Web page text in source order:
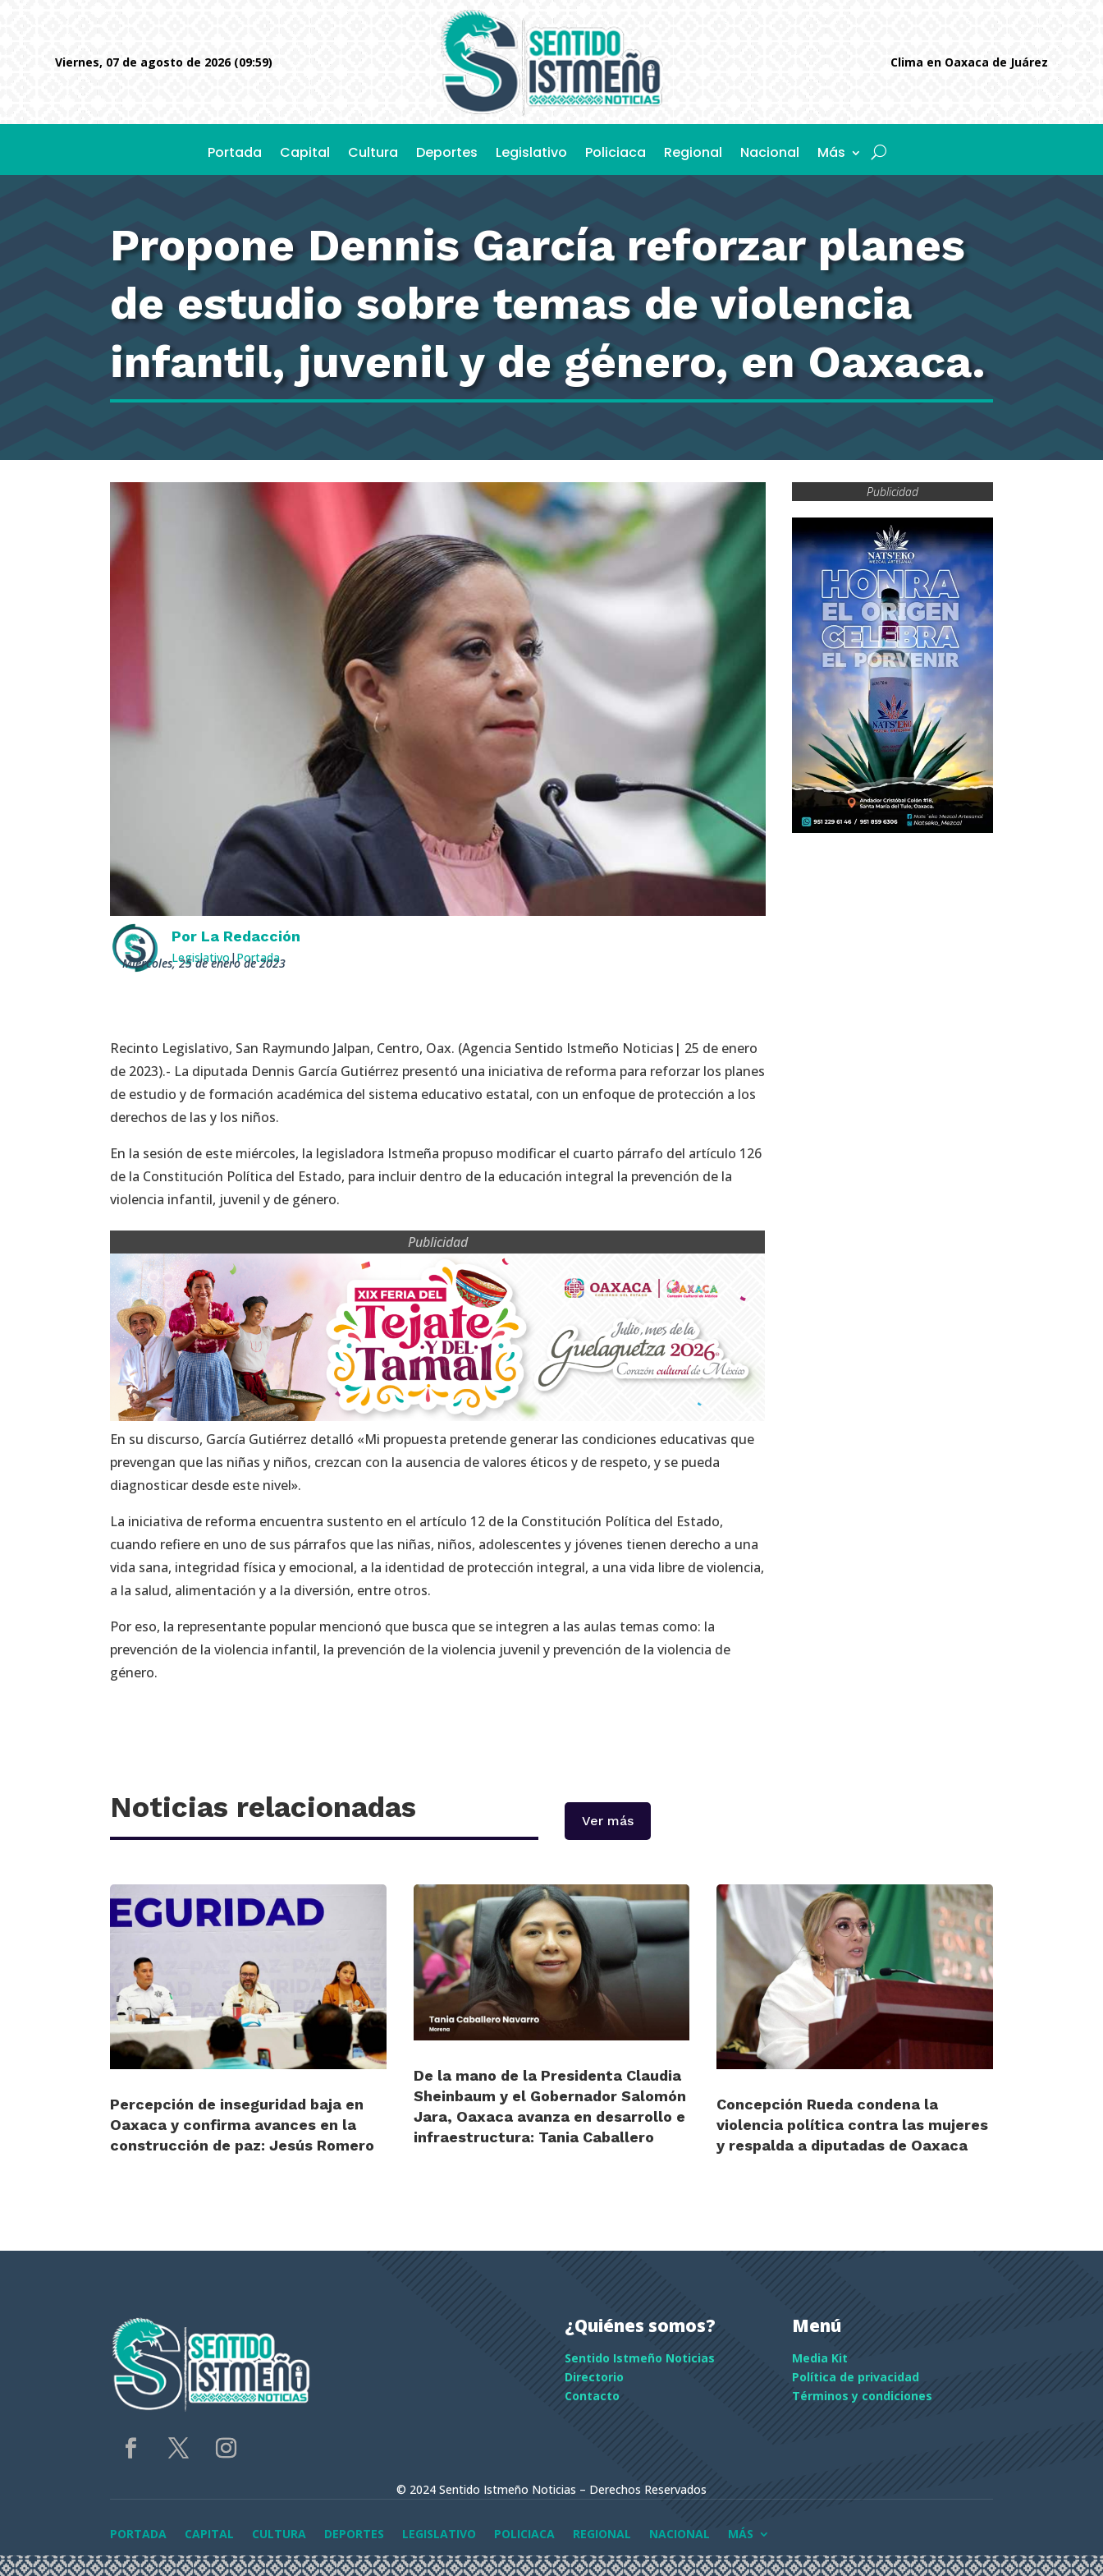
viernes, 07 de agosto de 2026 (09:59) Clima en Oaxaca de Juárez
Portada Capital Cultura Deportes Legislativo Policiaca Regional Nacional Más
Propone Dennis García reforzar planes
de estudio sobre temas de violencia
infantil, juvenil y de género, en Oaxaca.
Por La Redacción
Legislativo|Portada
miércoles, 25 de enero de 2023
Recinto Legislativo, San Raymundo Jalpan, Centro, Oax. (Agencia Sentido Istmeño Noticias| 25 de enero
de 2023).- La diputada Dennis García Gutiérrez presentó una iniciativa de reforma para reforzar los planes
de estudio y de formación académica del sistema educativo estatal, con un enfoque de protección a los
derechos de las y los niños.
En la sesión de este miércoles, la legisladora Istmeña propuso modificar el cuarto párrafo del artículo 126
de la Constitución Política del Estado, para incluir dentro de la educación integral la prevención de la
violencia infantil, juvenil y de género.
Publicidad
En su discurso, García Gutiérrez detalló «Mi propuesta pretende generar las condiciones educativas que
prevengan que las niñas y niños, crezcan con la ausencia de valores éticos y de respeto, y se pueda
diagnosticar desde este nivel».
La iniciativa de reforma encuentra sustento en el artículo 12 de la Constitución Política del Estado,
cuando refiere en uno de sus párrafos que las niñas, niños, adolescentes y jóvenes tienen derecho a una
vida sana, integridad física y emocional, a la identidad de protección integral, a una vida libre de violencia,
a la salud, alimentación y a la diversión, entre otros.
Por eso, la representante popular mencionó que busca que se integren a las aulas temas como: la
prevención de la violencia infantil, la prevención de la violencia juvenil y prevención de la violencia de
género.
Publicidad
Noticias relacionadas Ver más
Percepción de inseguridad baja en
Oaxaca y confirma avances en la
construcción de paz: Jesús Romero
De la mano de la Presidenta Claudia
Sheinbaum y el Gobernador Salomón
Jara, Oaxaca avanza en desarrollo e
infraestructura: Tania Caballero
Concepción Rueda condena la
violencia política contra las mujeres
y respalda a diputadas de Oaxaca
¿Quiénes somos?
Sentido Istmeño Noticias
Directorio
Contacto
Menú
Media Kit
Política de privacidad
Términos y condiciones
© 2024 Sentido Istmeño Noticias – Derechos Reservados
PORTADA CAPITAL CULTURA DEPORTES LEGISLATIVO POLICIACA REGIONAL NACIONAL MÁS